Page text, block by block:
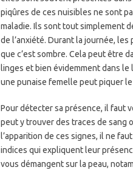
piqûres de ces nuisibles ne sont
maladie. Ils sont tout simplement
de l’anxiété. Durant la journée,
que c’est sombre. Cela peut être
linges et bien évidemment dans
une punaise femelle peut piquer
Pour détecter sa présence, il faut
peut y trouver des traces de sang
l’apparition de ces signes, il ne
indices qui expliquent leur
vous démangent sur la peau,